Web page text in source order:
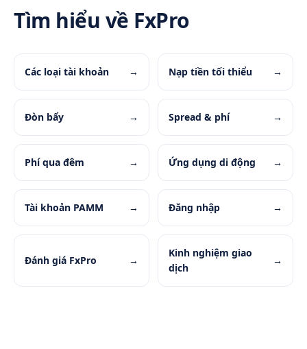
Tìm hiểu về FxPro
Các loại tài khoản → Nạp tiền tối thiểu →
Đòn bẩy → Spread & phí →
Phí qua đêm → Ứng dụng di động →
Tài khoản PAMM → Đăng nhập →
Đánh giá FxPro →
Kinh nghiệm giao
dịch
→